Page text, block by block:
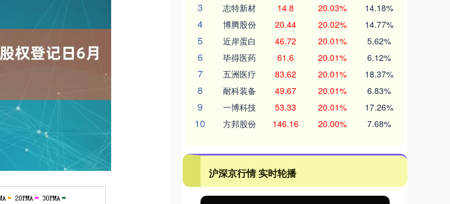
3 志特新材 14.8 20.03% 14.18%
4 博腾股份 20.44 20.02% 14.77%
5 近岸蛋白 46.72 20.01% 5.62%
6 毕得医药 61.6 20.01% 6.12%
7 五洲医疗 83.62 20.01% 18.37%
8 耐科装备 49.67 20.01% 6.83%
9 一博科技 53.33 20.01% 17.26%
10 方邦股份 146.16 20.00% 7.68%
沪深京行情 实时轮播